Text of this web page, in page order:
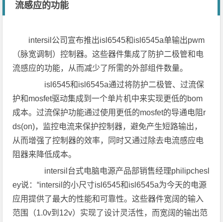
流感应的功能
intersil公司宣布推出isl6545和isl6545a单输出pwm
（脉宽调制）控制器。这些器件集成了防护二极管和电
流感应的功能，从而减少了所需的外部组件数量。
isl6545和isl6545a通过将防护二极管、过流保
护和mosfet驱动集成到一个单片机中来实现更低的bom
成本。过流保护功能通过使用更低的mosfet的导通电阻r
ds(on)，监控电流来保护控制器，避免产生短路输出，
从而增强了控制器的效率，同时又通过除去电流感应电
阻器来降低成本。
intersil台式电脑电源产品部销售经理philipchesl
ey说：“intersil的小尺寸isl6545和isl6545a为今天的电源
应用提供了最大的性能和可靠性。这些器件宽阔的输入
范围（1.0v到12v）实现了设计灵活性，而宽阔的输出范